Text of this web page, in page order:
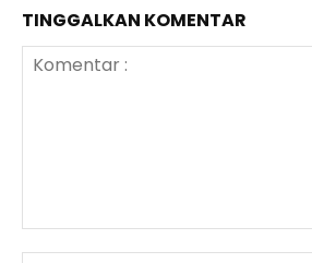
TINGGALKAN KOMENTAR